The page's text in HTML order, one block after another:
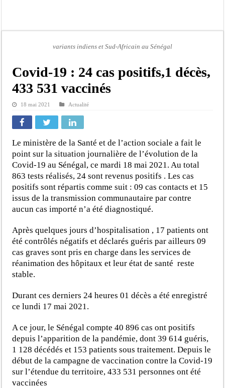
Scandale de pédophilie, acte contre nature : Un coach de football démasqué
Banditisme : Fily Sané, ancien Lieutenant du célèbre Ino, de nouveau Interpellé
Affaire Farba Ngom : La balle, dans le camp du procureur financier
Baisse des réserves de sang : au CNTS de Dakar, des citoyens répondent à
variants indiens et Sud-Africain au Sénégal
Covid-19 : 24 cas positifs,1 décès,
433 531 vaccinés
18 mai 2021 Actualité
Le ministère de la Santé et de l’action sociale a fait le
point sur la situation journalière de l’évolution de la
Covid-19 au Sénégal, ce mardi 18 mai 2021. Au total
863 tests réalisés, 24 sont revenus positifs . Les cas
positifs sont répartis comme suit : 09 cas contacts et 15
issus de la transmission communautaire par contre
aucun cas importé n’a été diagnostiqué.
Après quelques jours d’hospitalisation , 17 patients ont
été contrôlés négatifs et déclarés guéris par ailleurs 09
cas graves sont pris en charge dans les services de
réanimation des hôpitaux et leur état de santé reste
stable.
Durant ces derniers 24 heures 01 décès a été enregistré
ce lundi 17 mai 2021.
A ce jour, le Sénégal compte 40 896 cas ont positifs
depuis l’apparition de la pandémie, dont 39 614 guéris,
1 128 décédés et 153 patients sous traitement. Depuis le
début de la campagne de vaccination contre la Covid-19
sur l’étendue du territoire, 433 531 personnes ont été
vaccinées